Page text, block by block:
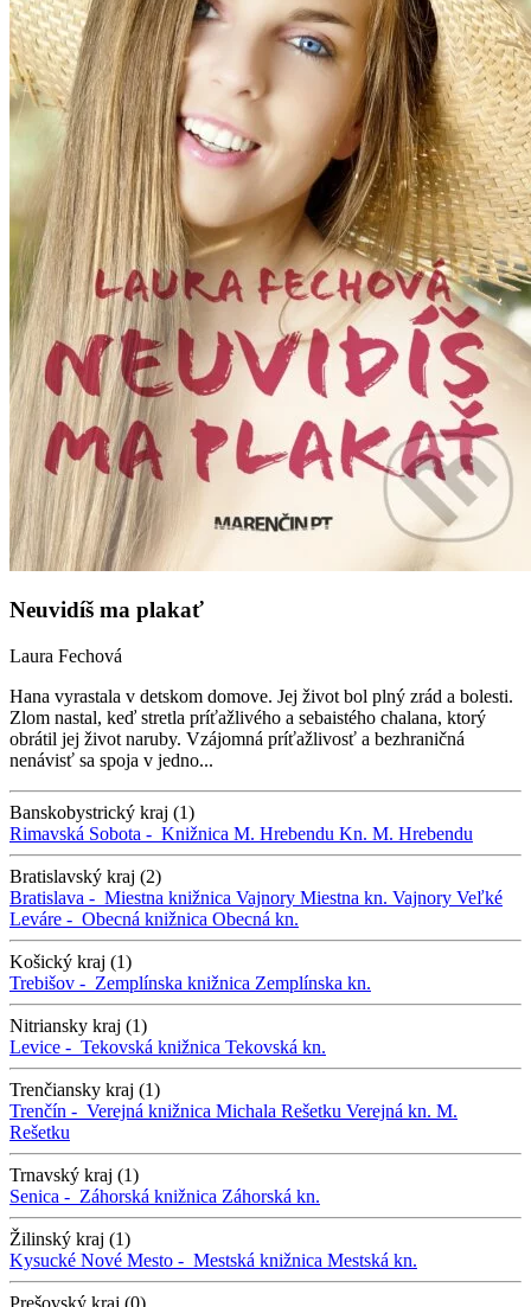
Neuvidíš ma plakať
Laura Fechová
Hana vyrastala v detskom domove. Jej život bol plný zrád a bolesti.
Zlom nastal, keď stretla príťažlivého a sebaistého chalana, ktorý
obrátil jej život naruby. Vzájomná príťažlivosť a bezhraničná
nenávisť sa spoja v jedno...
Banskobystrický kraj (1)
Rimavská Sobota - Knižnica M. Hrebendu Kn. M. Hrebendu
Bratislavský kraj (2)
Bratislava - Miestna knižnica Vajnory Miestna kn. Vajnory Veľké
Leváre - Obecná knižnica Obecná kn.
Košický kraj (1)
Trebišov - Zemplínska knižnica Zemplínska kn.
Nitriansky kraj (1)
Levice - Tekovská knižnica Tekovská kn.
Trenčiansky kraj (1)
Trenčín - Verejná knižnica Michala Rešetku Verejná kn. M.
Rešetku
Trnavský kraj (1)
Senica - Záhorská knižnica Záhorská kn.
Žilinský kraj (1)
Kysucké Nové Mesto - Mestská knižnica Mestská kn.
Prešovský kraj (0)